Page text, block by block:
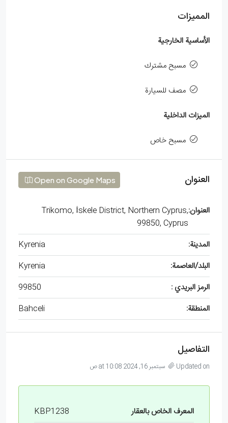
المميزات
الأساسية الخارجية
مسبح مشترك
مصف للسيارة
الميزات الداخلية
مسبح خاص
العنوان Open on Google Maps
العنوان:Trikomo, İskele District, Northern Cyprus,
99850, Cyprus
المدينة:
Kyrenia
البلد/العاصمة:
Kyrenia
الرمز البريدي :
99850
المنطقة:
Bahceli
التفاصيل
Updated on سبتمبر 16, 2024 at 10:08 ص
المعرف الخاص بالعقار
KBP1238